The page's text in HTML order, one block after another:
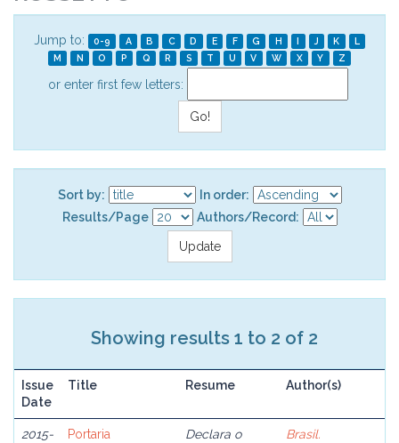
Jump to: 0-9 A B C D E F G H I J K
L
M
N O P Q R S T U V W X Y Z
or enter first few letters:
Sort by:
In order:
Results/Page
Authors/Record:
Showing results 1 to 2 of 2
Issue
Date
Title Resume Author(s)
2015-
Portaria
Declara o
Brasil.